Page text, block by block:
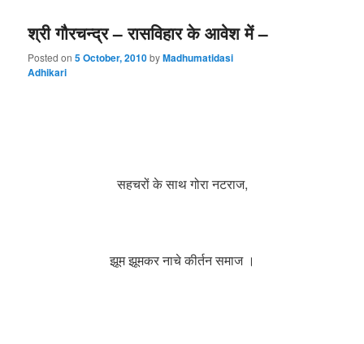
श्री गौरचन्द्र – रासविहार के आवेश में –
Posted on5 October, 2010byMadhumatidasi
Adhikari
सहचरों के साथ गोरा नटराज,
झूम झूमकर नाचे कीर्तन समाज ।